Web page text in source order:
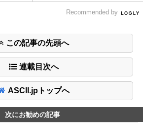
Recommended by
この記事の先頭へ
連載目次へ
ASCII.jpトップへ
次にお勧めの記事